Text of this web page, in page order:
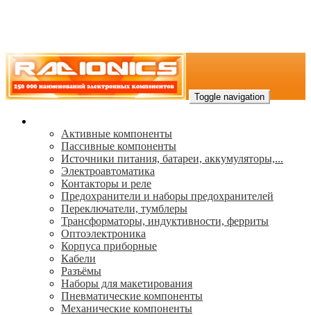
Toggle navigation
Активные компоненты
Пассивные компоненты
Источники питания, батареи, аккумуляторы,...
Электроавтоматика
Контакторы и реле
Предохранители и наборы предохранителей
Переключатели, тумблеры
Трансформаторы, индуктивности, ферриты
Oптоэлектроника
Корпуса приборные
Кабели
Разъёмы
Наборы для макетирования
Пневматические компоненты
Механические компоненты